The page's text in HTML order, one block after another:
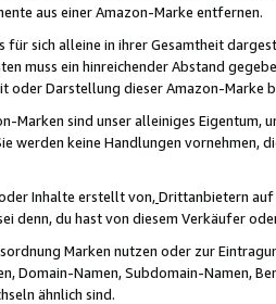
aus einer Amazon-Marke entfernen.
für sich alleine in ihrer Gesamtheit
muss ein hinreichender Abstand
oder Darstellung dieser Amazon-Marke
Marken sind unser alleiniges
werden keine Handlungen vornehmen,
Inhalte erstellt von,Drittanbietern auf
denn, du hast von diesem Verkäufer
Marken nutzen oder zur
Domain-Namen, Subdomain-Namen,
ähnlich sind.